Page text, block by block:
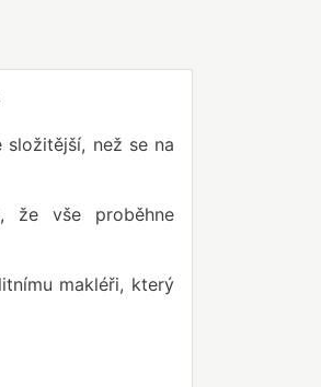
složitější, než se na
že vše proběhne
makléři, který